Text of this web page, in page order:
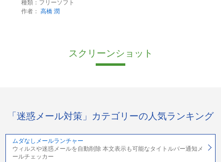
種類：フリーソフト
作者： 高橋 潤
スクリーンショット
「迷惑メール対策」カテゴリーの人気ランキング
ムダなしメールランチャー
ウィルスや迷惑メールを自動削除 本文表示も可能なタイトルバー通知メ
ールチェッカー